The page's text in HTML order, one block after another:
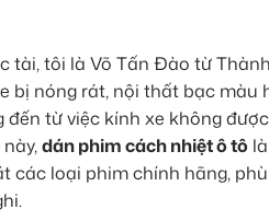
tài, tôi là Võ Tấn Đào từ
bị nóng rát, nội thất bạc màu
đến từ việc kính xe không
dán phim cách nhiệt ô tô
các loại phim chính hãng,